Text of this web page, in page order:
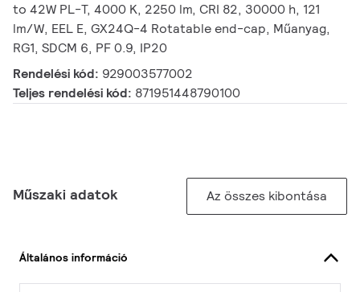
to 42W PL-T, 4000 K, 2250 lm, CRI 82, 30000 h, 121
lm/W, EEL E, GX24Q-4 Rotatable end-cap, Műanyag,
RG1, SDCM 6, PF 0.9, IP20
Rendelési kód: 929003577002
Teljes rendelési kód: 871951448790100
Műszaki adatok Az összes kibontása
Általános információ